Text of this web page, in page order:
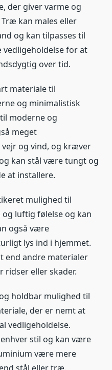
der giver varme og
kan males eller
og kan tilpasses til
for at
over tid.
materiale til
og minimalistisk
moderne og
meget
og vind, og kræver
kan stål være tungt og
at installere.
mulighed til
og luftig følelse og kan
også være
lys ind i hjemmet.
end andre materialer
ridser eller skader.
holdbar mulighed til
der er nemt at
vedligeholdelse.
stil og kan være
være mere